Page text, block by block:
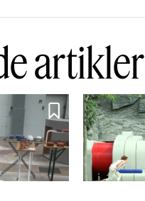
artikler
